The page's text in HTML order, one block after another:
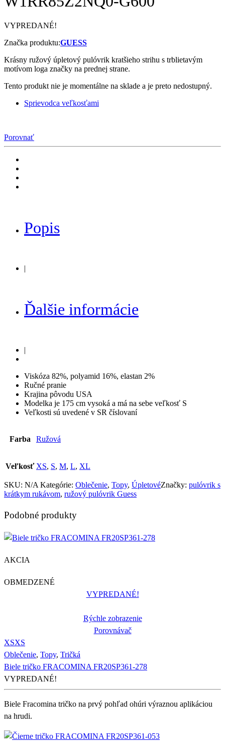
VYPREDANÉ!
Značka produktu:GUESS
Krásny ružový úpletový pulóvrik kratšieho strihu s trblietavým
motívom loga značky na prednej strane.
Tento produkt nie je momentálne na sklade a je preto nedostupný.
Sprievodca veľkosťami
Porovnať
Popis
|
Ďalšie informácie
|
Viskóza 82%, polyamid 16%, elastan 2%
Ručné pranie
Krajina pôvodu USA
Modelka je 175 cm vysoká a má na sebe veľkosť S
Veľkosti sú uvedené v SR číslovaní
Farba Ružová
Veľkosť XS, S, M, L, XL
SKU: N/A Kategórie: Oblečenie, Topy, ÚpletovéZnačky: pulóvrik s
krátkym rukávom, ružový pulóvrik Guess
Podobné produkty
AKCIA
OBMEDZENÉ
VYPREDANÉ!
Rýchle zobrazenie
Porovnávač
XSXS
Oblečenie, Topy, Tričká
Biele tričko FRACOMINA FR20SP361-278
VYPREDANÉ!
Biele Fracomina tričko na prvý pohľad ohúri výraznou aplikáciou
na hrudi.